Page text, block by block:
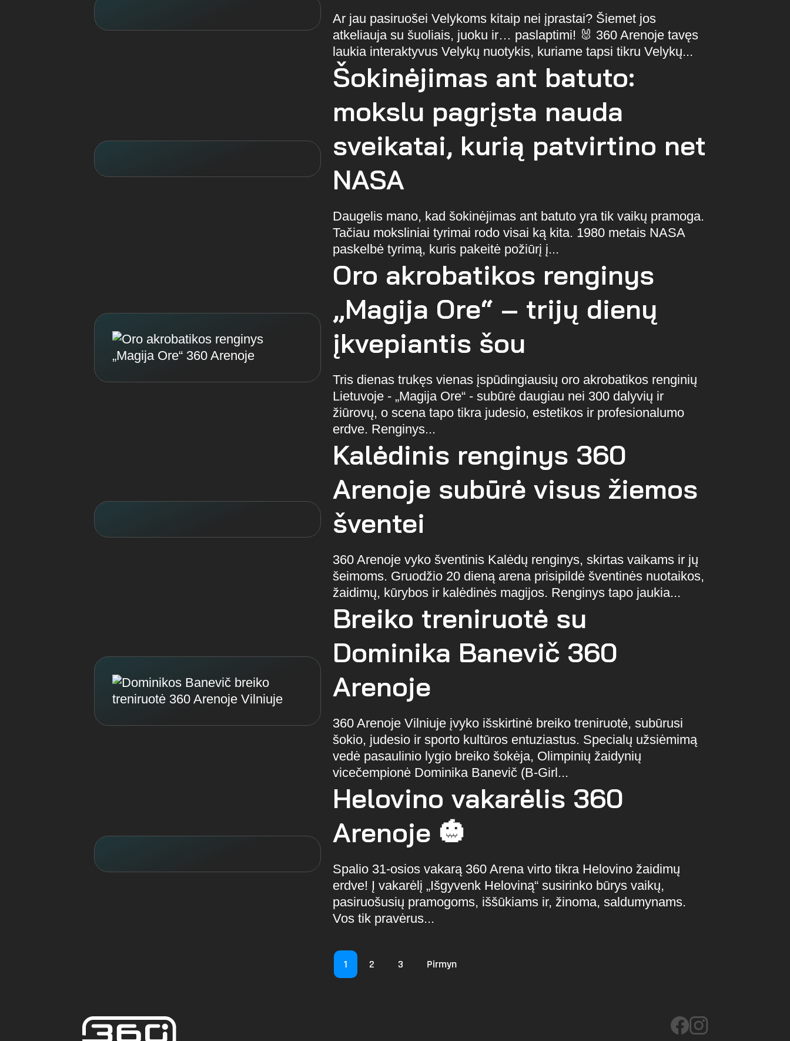
Ar jau pasiruošei Velykoms kitaip nei įprastai? Šiemet jos
atkeliauja su šuoliais, juoku ir… paslaptimi! 🐰 360 Arenoje tavęs
laukia interaktyvus Velykų nuotykis, kuriame tapsi tikru Velykų...
Šokinėjimas ant batuto:
mokslu pagrįsta nauda
sveikatai, kurią patvirtino net
NASA
Daugelis mano, kad šokinėjimas ant batuto yra tik vaikų pramoga.
Tačiau moksliniai tyrimai rodo visai ką kita. 1980 metais NASA
paskelbė tyrimą, kuris pakeitė požiūrį į...
Oro akrobatikos renginys
„Magija Ore“ – trijų dienų
įkvepiantis šou
Tris dienas trukęs vienas įspūdingiausių oro akrobatikos renginių
Lietuvoje - „Magija Ore“ - subūrė daugiau nei 300 dalyvių ir
žiūrovų, o scena tapo tikra judesio, estetikos ir profesionalumo
erdve. Renginys...
Kalėdinis renginys 360
Arenoje subūrė visus žiemos
šventei
360 Arenoje vyko šventinis Kalėdų renginys, skirtas vaikams ir jų
šeimoms. Gruodžio 20 dieną arena prisipildė šventinės nuotaikos,
žaidimų, kūrybos ir kalėdinės magijos. Renginys tapo jaukia...
Breiko treniruotė su
Dominika Banevič 360
Arenoje
360 Arenoje Vilniuje įvyko išskirtinė breiko treniruotė, subūrusi
šokio, judesio ir sporto kultūros entuziastus. Specialų užsiėmimą
vedė pasaulinio lygio breiko šokėja, Olimpinių žaidynių
vicečempionė Dominika Banevič (B-Girl...
Helovino vakarėlis 360
Arenoje 🎃
Spalio 31-osios vakarą 360 Arena virto tikra Helovino žaidimų
erdve! Į vakarėlį „Išgyvenk Heloviną“ susirinko būrys vaikų,
pasiruošusių pramogoms, iššūkiams ir, žinoma, saldumynams.
Vos tik pravėrus...
1 2 3 Pirmyn